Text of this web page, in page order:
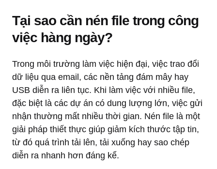
Tại sao cần nén file trong công
việc hàng ngày?
Trong môi trường làm việc hiện đại, việc trao đổi
dữ liệu qua email, các nền tảng đám mây hay
USB diễn ra liên tục. Khi làm việc với nhiều file,
đặc biệt là các dự án có dung lượng lớn, việc gửi
nhận thường mất nhiều thời gian. Nén file là một
giải pháp thiết thực giúp giảm kích thước tập tin,
từ đó quá trình tải lên, tải xuống hay sao chép
diễn ra nhanh hơn đáng kể.